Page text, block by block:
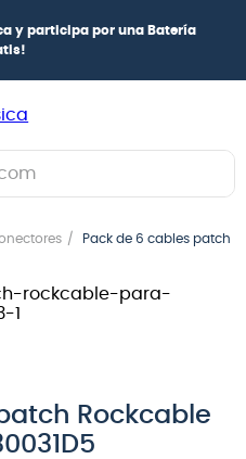
y participa por una Batería
Pack de 6 cables patch
Rockcable